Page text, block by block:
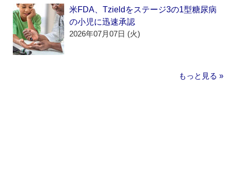
米FDA、Tzieldをステージ3の1型糖尿病
の小児に迅速承認
2026年07月07日 (火)
もっと見る »